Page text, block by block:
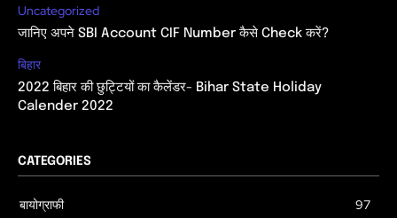
Uncategorized
जानिए अपने SBI Account CIF Number कैसे Check करें?
बिहार
2022 बिहार की छुट्टियों का कैलेंडर- Bihar State Holiday
Calender 2022
CATEGORIES
बायोग्राफी
97